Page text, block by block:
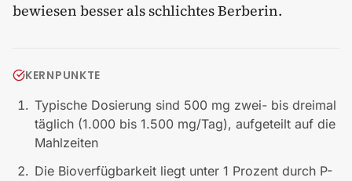
bewiesen besser als schlichtes Berberin.
KERNPUNKTE
Typische Dosierung sind 500 mg zwei- bis dreimal
täglich (1.000 bis 1.500 mg/Tag), aufgeteilt auf die
Mahlzeiten
Die Bioverfügbarkeit liegt unter 1 Prozent durch P-